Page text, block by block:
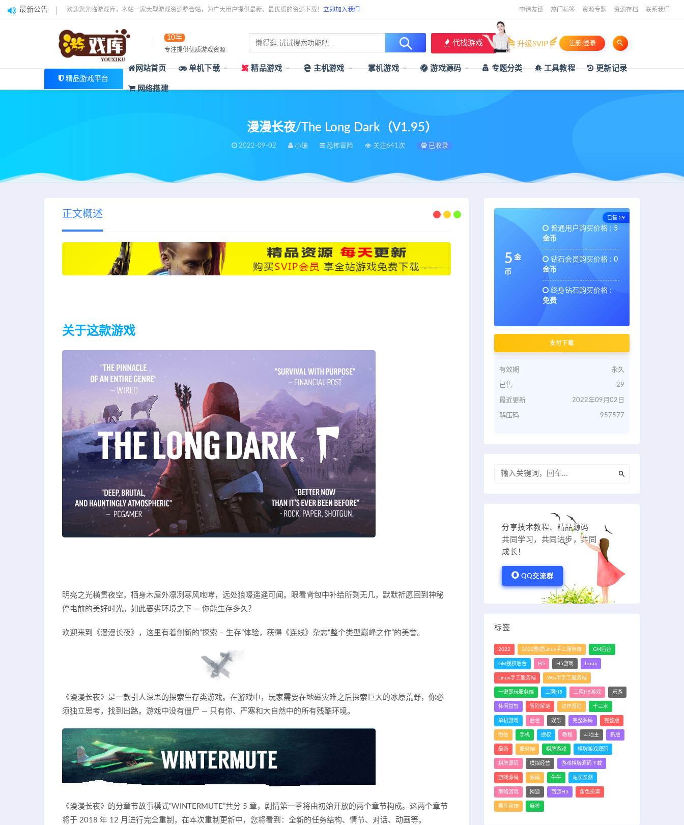
最新公告 欢迎您光临游戏库，本站一家大型游戏资源整合站，为广大用户提供最新、最优质的资源下载！ 立即加入我们 申请友链 热门标签 资源专题 资源存档 联系我们
10年
专注提供优质游戏资源
代找游戏 升级SVIP 注册/登录
精品游戏平台
网站首页 单机下载 精品游戏 主机游戏 掌机游戏 游戏源码 专题分类 工具教程 更新记录
网络搭建
漫漫长夜/The Long Dark（V1.95）
2022-09-02 小编 恐怖冒险 关注641次 已收录
正文概述
关于这款游戏
明亮之光横贯夜空，栖身木屋外凛冽寒风咆哮，远处狼嚎遥遥可闻。眼看背包中补给所剩无几，默默祈愿回到神秘
停电前的美好时光。如此恶劣环境之下 — 你能生存多久？
欢迎来到《漫漫长夜》，这里有着创新的“探索 – 生存”体验，获得《连线》杂志“整个类型巅峰之作”的美誉。
《漫漫长夜》是一款引人深思的探索生存类游戏。在游戏中，玩家需要在地磁灾难之后探索巨大的冰原荒野，你必
须独立思考，找到出路。游戏中没有僵尸 — 只有你、严寒和大自然中的所有残酷环境。
《漫漫长夜》的分章节故事模式“WINTERMUTE”共分 5 章，剧情第一季将由初始开放的两个章节构成。这两个章节
将于 2018 年 12 月进行完全重制，在本次重制更新中，您将看到：全新的任务结构、情节、对话、动画等。
已售 29
5 金
币
普通用户购买价格 : 5
金币
钻石会员购买价格 : 0
金币
终身钻石购买价格 :
免费
支付下载
有效期 永久
已售 29
最近更新 2022年09月02日
解压码 957577
分享技术教程、精品源码
共同学习，共同进步，共同
成长！
QQ交流群
标签
2022 2022整理Linux手工服务端 GM后台
GM授权后台 H5 H5游戏 Linux
Linux手工服务端 Win半手工服务端
一键即玩服务端 三网H5 三网H5游戏 乐游
休闲益智 冒险解谜 动作冒险 十三水
单机游戏 后台 娱乐 完整源码 完整版
微信 手机 授权 教程 斗地主 新版
最新 服务端 棋牌游戏 棋牌游戏源码
棋牌源码 模拟经营 游戏棋牌源码下载
游戏源码 源码 牛牛 站长亲测
策略游戏 网狐 西游H5 角色扮演
赛车竞技 麻将